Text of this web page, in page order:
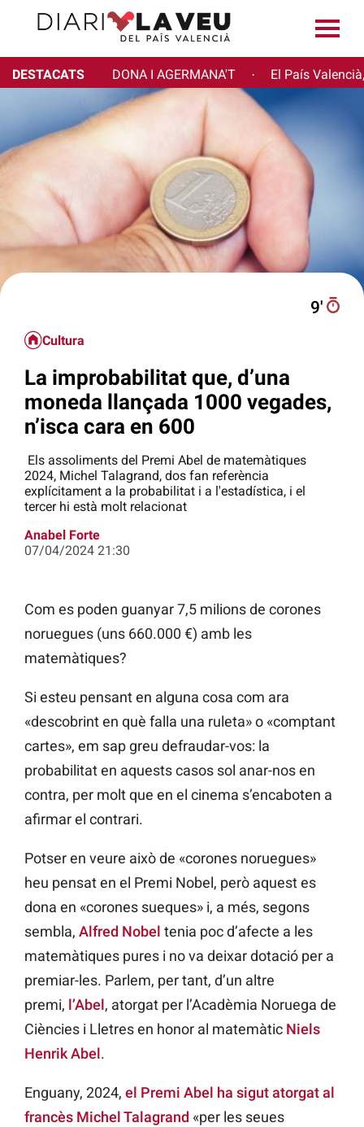
DESTACATS DONA I AGERMANA'T · El País
9′
Cultura
La improbabilitat que, d’una
moneda llançada 1000 vegades,
n’isca cara en 600
Els assoliments del Premi Abel de matemàtiques
2024, Michel Talagrand, dos fan referència
explícitament a la probabilitat i a l'estadística, i el
tercer hi està molt relacionat
Anabel Forte
07/04/2024 21:30
Com es poden guanyar 7,5 milions de corones
noruegues (uns 660.000 €) amb les
matemàtiques?
Si esteu pensant en alguna cosa com ara
«descobrint en què falla una ruleta» o «comptant
cartes», em sap greu defraudar-vos: la
probabilitat en aquests casos sol anar-nos en
contra, per molt que en el cinema s’encaboten a
afirmar el contrari.
Potser en veure això de «corones noruegues»
heu pensat en el Premi Nobel, però aquest es
dona en «corones sueques» i, a més, segons
sembla, Alfred Nobel tenia poc d’afecte a les
matemàtiques pures i no va deixar dotació per a
premiar-les. Parlem, per tant, d’un altre
premi, l’Abel, atorgat per l’Acadèmia Noruega de
Ciències i Lletres en honor al matemàtic Niels
Henrik Abel.
Enguany, 2024, el Premi Abel ha sigut atorgat al
francès Michel Talagrand «per les seues